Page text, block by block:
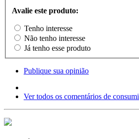
Avalie este produto:
Tenho interesse
Não tenho interesse
Já tenho esse produto
Publique sua opinião
Ver todos os comentários de